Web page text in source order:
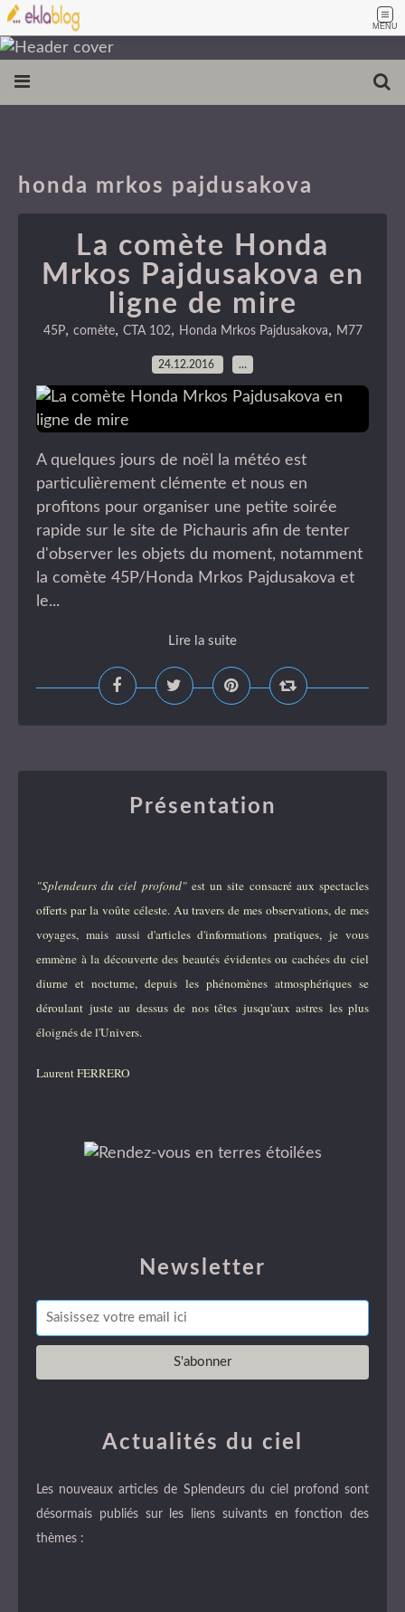
MENU
honda mrkos pajdusakova
La comète Honda
Mrkos Pajdusakova en
ligne de mire
45P, comète, CTA 102, Honda Mrkos Pajdusakova, M77
24.12.2016 …
A quelques jours de noël la météo est
particulièrement clémente et nous en
profitons pour organiser une petite soirée
rapide sur le site de Pichauris afin de tenter
d'observer les objets du moment, notamment
la comète 45P/Honda Mrkos Pajdusakova et
le...
Lire la suite
Newsletter
Présentation
"Splendeurs du ciel profond"est un site consacré aux spectacles
offerts par la voûte céleste. Au travers de mes observations, de mes
voyages, mais aussi d'articles d'informations pratiques, je vous
emmène à la découverte des beautés évidentes ou cachées du ciel
diurne et nocturne, depuis les phénomènes atmosphériques se
déroulant juste au dessus de nos têtes jusqu'aux astres les plus
éloignés de l'Univers.
Laurent FERRERO
Actualités du ciel
Les nouveaux articles de Splendeurs du ciel profond sont
désormais publiés sur les liens suivants en fonction des
thèmes :